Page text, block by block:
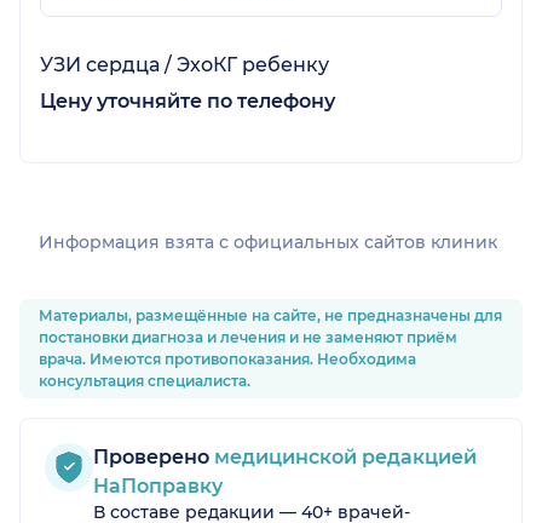
УЗИ сердца / ЭхоКГ ребенку
Цену уточняйте по телефону
Информация взята c официальных сайтов клиник
Материалы, размещённые на сайте, не предназначены для
постановки диагноза и лечения и не заменяют приём
врача. Имеются противопоказания. Необходима
консультация специалиста.
Проверено медицинской редакцией
НаПоправку
В составе редакции — 40+ врачей-